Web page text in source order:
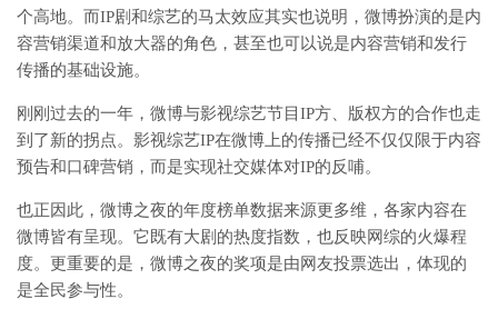
个高地。而IP剧和综艺的马太效应其实也说明，微博扮演的是内
容营销渠道和放大器的角色，甚至也可以说是内容营销和发行
传播的基础设施。
刚刚过去的一年，微博与影视综艺节目IP方、版权方的合作也走
到了新的拐点。影视综艺IP在微博上的传播已经不仅仅限于内容
预告和口碑营销，而是实现社交媒体对IP的反哺。
也正因此，微博之夜的年度榜单数据来源更多维，各家内容在
微博皆有呈现。它既有大剧的热度指数，也反映网综的火爆程
度。更重要的是，微博之夜的奖项是由网友投票选出，体现的
是全民参与性。